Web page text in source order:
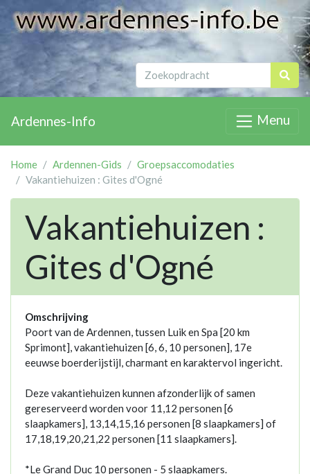
Ardennes-Info Menu
Home Ardennen-Gids
Groepsaccomodaties
Vakantiehuizen : Gites d'Ogné
Vakantiehuizen :
Gites d'Ogné
Omschrijving
Poort van de Ardennen, tussen Luik en Spa [20 km
Sprimont], vakantiehuizen [6, 6, 10 personen], 17e
eeuwse boerderijstijl, charmant en karaktervol ingericht.
Deze vakantiehuizen kunnen afzonderlijk of samen
gereserveerd worden voor 11,12 personen [6
slaapkamers], 13,14,15,16 personen [8 slaapkamers] of
17,18,19,20,21,22 personen [11 slaapkamers].
*Le Grand Duc 10 personen - 5 slaapkamers.